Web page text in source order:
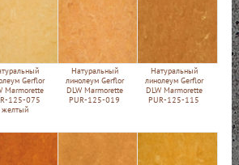
Gerflor
Marmorette
125-075
желтый
Натуральный
линолеум Gerflor
DLW Marmorette
PUR-125-019
Натуральный
линолеум Gerflor
DLW Marmorette
PUR-125-115